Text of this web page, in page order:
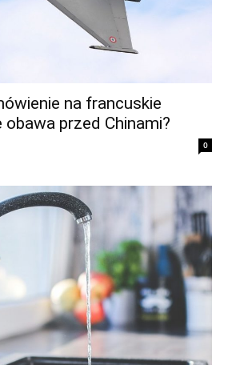
na francuskie
przed Chinami?
0